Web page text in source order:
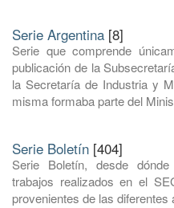
Serie Argentina [8]
Serie que comprende
publicación de la
la Secretaría de Industria y
misma formaba parte del
Serie Boletín [404]
Serie Boletín, desde
trabajos realizados en el
provenientes de las diferentes